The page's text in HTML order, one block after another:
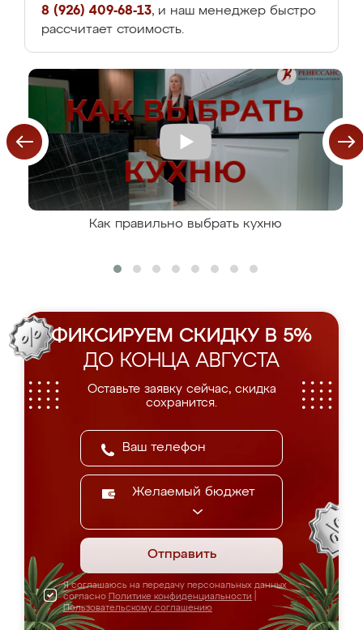
8 (926) 409-68-13, и наш менеджер быстро
рассчитает стоимость.
Как правильно выбрать кухню
ФИКСИРУЕМ СКИДКУ В 5%
ДО КОНЦА АВГУСТА
Оставьте заявку сейчас, скидка
сохранится.
Желаемый бюджет
Отправить
Я соглашаюсь на передачу персональных данных
согласно Политике конфиденциальности
Пользовательскому соглашению